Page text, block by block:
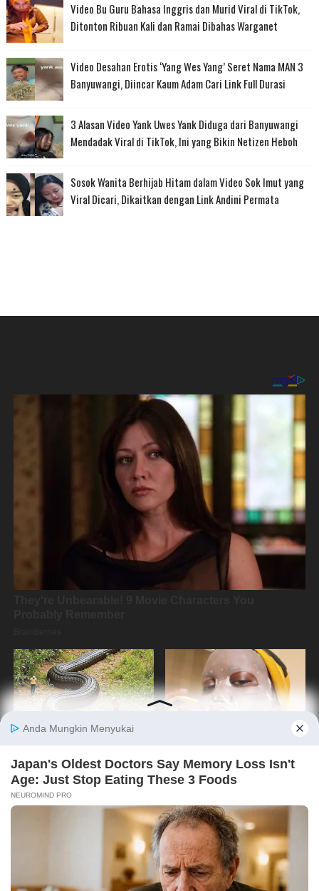
Video Bu Guru Bahasa Inggris dan Murid Viral di TikTok,
Ditonton Ribuan Kali dan Ramai Dibahas Warganet
Video Desahan Erotis ‘Yang Wes Yang’ Seret Nama MAN 3
Banyuwangi, Diincar Kaum Adam Cari Link Full Durasi
3 Alasan Video Yank Uwes Yank Diduga dari Banyuwangi
Mendadak Viral di TikTok, Ini yang Bikin Netizen Heboh
Sosok Wanita Berhijab Hitam dalam Video Sok Imut yang
Viral Dicari, Dikaitkan dengan Link Andini Permata